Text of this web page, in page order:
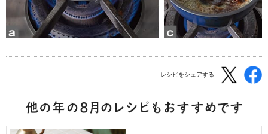
レシピをシェアする